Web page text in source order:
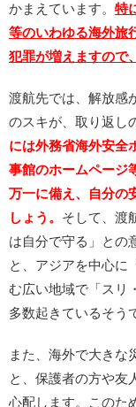
かまえています。 特
等のいわゆる海外旅
犯罪が増えますので
渡航先では、解放感
のスキが、取り返し
には外務省海外安全
事館のホームページ
万一に備え、自分の
しょう。 そして、渡
は自分で守る」との
と、アジアを中心に
む広い地域で「スリ
多数起きているそう
また、海外で大きな
と、保護者の方や友
心配します。このた